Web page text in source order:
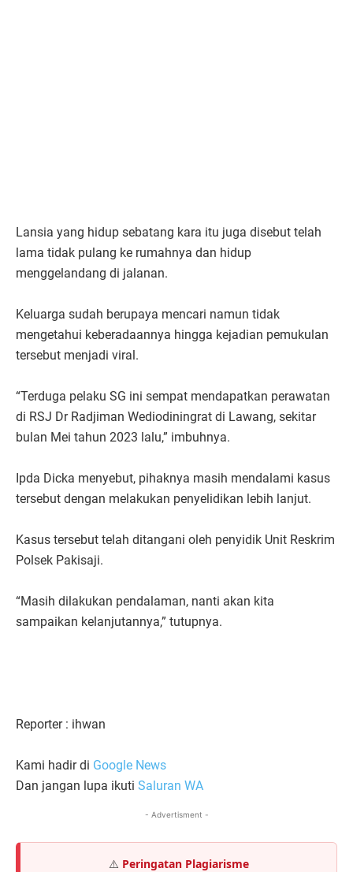
Lansia yang hidup sebatang kara itu juga disebut telah
lama tidak pulang ke rumahnya dan hidup
menggelandang di jalanan.
Keluarga sudah berupaya mencari namun tidak
mengetahui keberadaannya hingga kejadian pemukulan
tersebut menjadi viral.
“Terduga pelaku SG ini sempat mendapatkan perawatan
di RSJ Dr Radjiman Wediodiningrat di Lawang, sekitar
bulan Mei tahun 2023 lalu,” imbuhnya.
Ipda Dicka menyebut, pihaknya masih mendalami kasus
tersebut dengan melakukan penyelidikan lebih lanjut.
Kasus tersebut telah ditangani oleh penyidik Unit Reskrim
Polsek Pakisaji.
“Masih dilakukan pendalaman, nanti akan kita
sampaikan kelanjutannya,” tutupnya.
Reporter : ihwan
Kami hadir di Google News
Dan jangan lupa ikuti Saluran WA
- Advertisment -
⚠️ Peringatan Plagiarisme